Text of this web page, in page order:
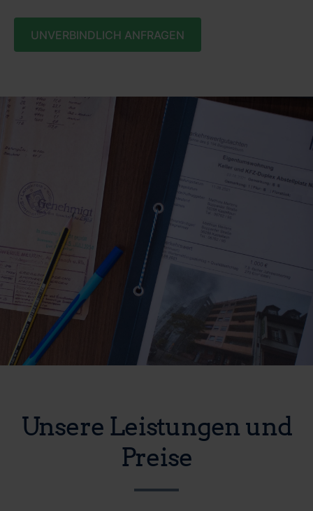
UNVERBINDLICH ANFRAGEN
Unsere Leistungen und
Preise